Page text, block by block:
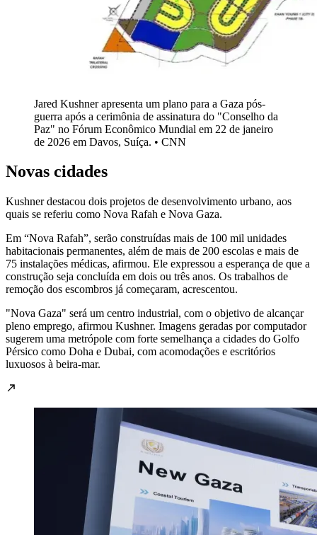
Jared Kushner apresenta um plano para a Gaza pós-
guerra após a cerimônia de assinatura do "Conselho da
Paz" no Fórum Econômico Mundial em 22 de janeiro
de 2026 em Davos, Suíça. • CNN
Novas cidades
Kushner destacou dois projetos de desenvolvimento urbano, aos
quais se referiu como Nova Rafah e Nova Gaza.
Em “Nova Rafah”, serão construídas mais de 100 mil unidades
habitacionais permanentes, além de mais de 200 escolas e mais de
75 instalações médicas, afirmou. Ele expressou a esperança de que a
construção seja concluída em dois ou três anos. Os trabalhos de
remoção dos escombros já começaram, acrescentou.
"Nova Gaza" será um centro industrial, com o objetivo de alcançar
pleno emprego, afirmou Kushner. Imagens geradas por computador
sugerem uma metrópole com forte semelhança a cidades do Golfo
Pérsico como Doha e Dubai, com acomodações e escritórios
luxuosos à beira-mar.